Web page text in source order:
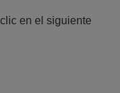
en el siguiente